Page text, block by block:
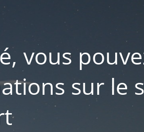
vous
sur le